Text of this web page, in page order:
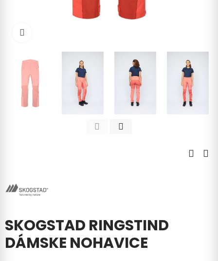
SKOGSTAD RINGSTIND
DÁMSKE NOHAVICE